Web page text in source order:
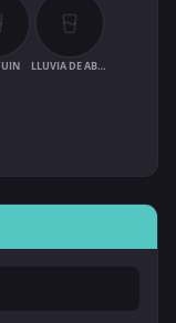
LLUVIA DE ABRIL